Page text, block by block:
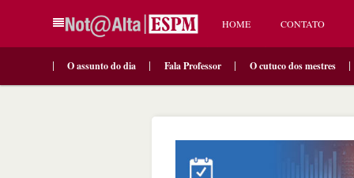
HOME CONTATO
O assunto do dia Fala Professor O cutuco dos mestres